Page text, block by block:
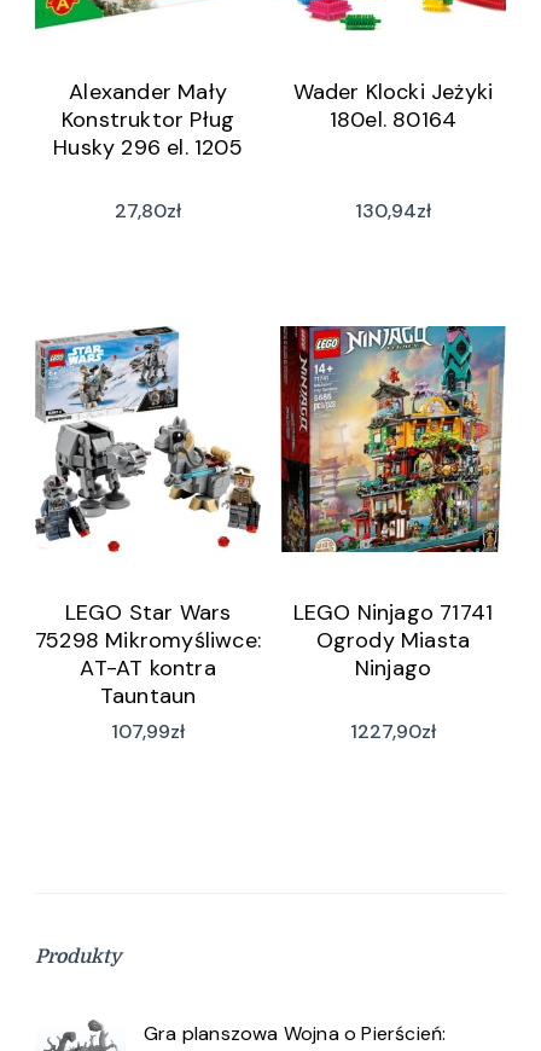
Alexander Mały
Konstruktor Pług
Husky 296 el. 1205
27,80zł
Wader Klocki Jeżyki
180el. 80164
130,94zł
LEGO Star Wars
75298 Mikromyśliwce:
AT-AT kontra
Tauntaun
107,99zł
LEGO Ninjago 71741
Ogrody Miasta
Ninjago
1227,90zł
Produkty
Gra planszowa Wojna o Pierścień: